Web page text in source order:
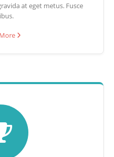
at eget metus. Fusce